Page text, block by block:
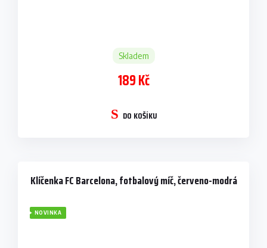
Skladem
189 Kč
DO KOŠÍKU
Klíčenka FC Barcelona, fotbalový míč, červeno-modrá
NOVINKA